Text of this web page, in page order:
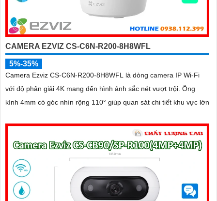
CAMERA EZVIZ CS-C6N-R200-8H8WFL
5%-35%
Camera Ezviz CS-C6N-R200-8H8WFL là dòng camera IP Wi-Fi
với độ phân giải 4K mang đến hình ảnh sắc nét vượt trội. Ống
kính 4mm có góc nhìn rộng 110° giúp quan sát chi tiết khu vực lớn